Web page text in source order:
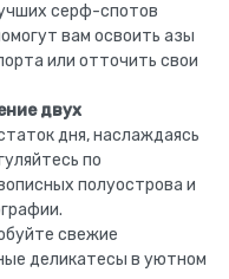
серф-спотов
вам освоить азы
или отточить свои
двух
дня, наслаждаясь
по
полуострова и
свежие
деликатесы в уютном